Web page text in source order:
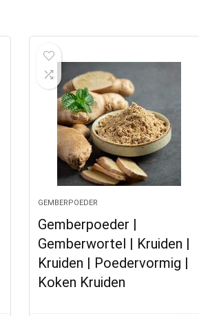
GEMBERPOEDER
Gemberpoeder |
Gemberwortel | Kruiden |
Kruiden | Poedervormig |
Koken Kruiden